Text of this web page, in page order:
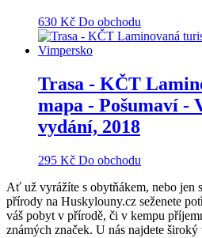
630 Kč Do obchodu
Trasa - KČT
mapa - Pošumaví -
vydání, 2018
295 Kč Do obchodu
Ať už vyrážíte s obytňákem, nebo jen
přírody na Huskylouny.cz seženete
váš pobyt v přírodě, či v kempu
známých značek. U nás najdete široký